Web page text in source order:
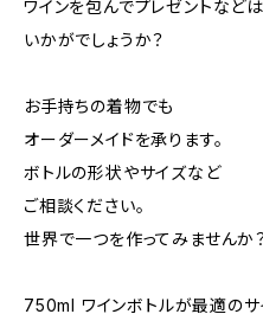
ワインを包んでプレゼントなどは
いかがでしょうか？
お手持ちの着物でも
オーダーメイドを承ります。
ボトルの形状やサイズなど
ご相談ください。
世界で一つを作ってみませんか
750ml ワインボトルが最適のサ